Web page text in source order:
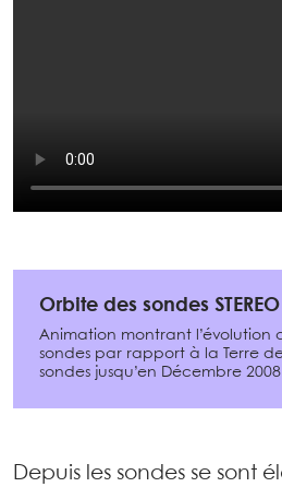
Orbite des sondes STEREO
Animation montrant l’évolution
sondes par rapport à la Terre
sondes jusqu’en Décembre 2008
Depuis les sondes se sont